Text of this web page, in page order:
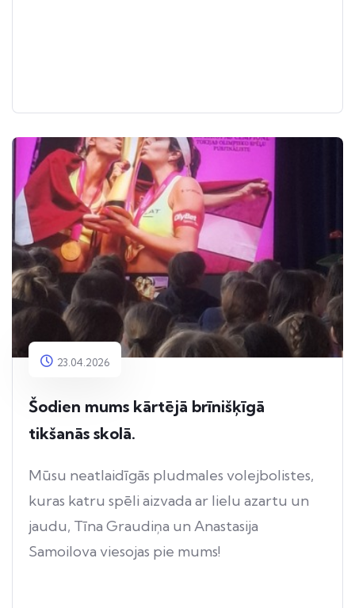
23.04.2026
Šodien mums kārtējā brīnišķīgā
tikšanās skolā.
Mūsu neatlaidīgās pludmales volejbolistes,
kuras katru spēli aizvada ar lielu azartu un
jaudu, Tīna Graudiņa un Anastasija
Samoilova viesojas pie mums!